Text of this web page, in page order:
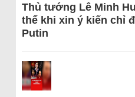
Thủ tướng Lê Minh
thể khi xin ý kiến chỉ
Putin